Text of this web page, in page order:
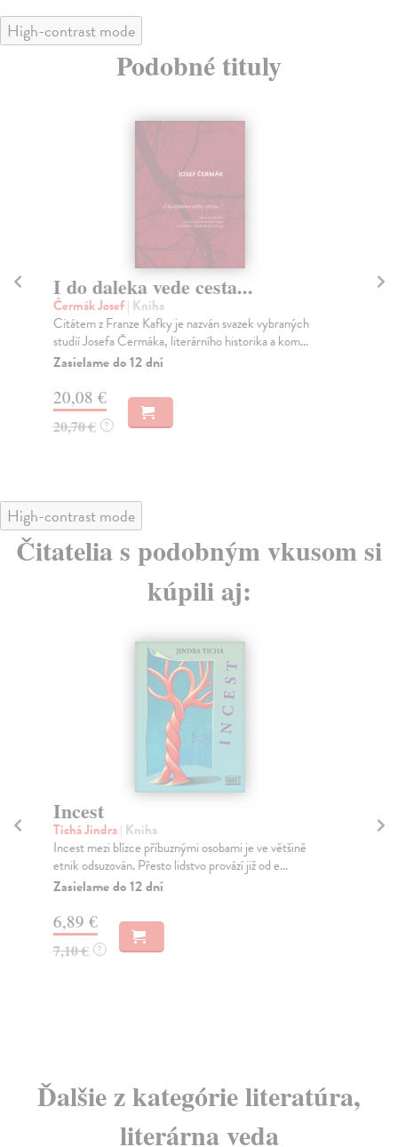
High-contrast mode
Podobné tituly
I do daleka vede cesta...
Čermák Josef| Kniha
Citátem z Franze Kafky je nazván svazek vybraných
studií Josefa Čermáka, literárního historika a kom...
Zasielame do 12 dní
20,08 €
20,70 € ?
High-contrast mode
Čitatelia s podobným vkusom si
kúpili aj:
Incest
Tichá Jindra| Kniha
Incest mezi blízce příbuznými osobami je ve většině
etnik odsuzován. Přesto lidstvo provází již od e...
Zasielame do 12 dní
6,89 €
7,10 € ?
Ďalšie z kategórie literatúra,
literárna veda